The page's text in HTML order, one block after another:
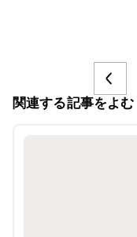
関連する記事をよむ